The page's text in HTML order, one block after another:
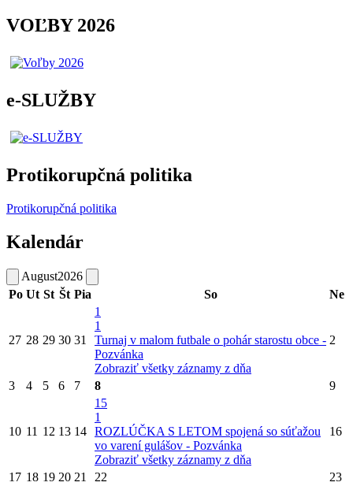
VOĽBY 2026
e-SLUŽBY
Protikorupčná politika
Protikorupčná politika
Kalendár
August2026
Po Ut St Št Pia So Ne
27 28 29 30 31
1
1
Turnaj v malom futbale o pohár starostu obce -
Pozvánka
Zobraziť všetky záznamy z dňa
2
3 4 5 6 7 8 9
10 11 12 13 14
15
1
ROZLÚČKA S LETOM spojená so súťažou
vo varení gulášov - Pozvánka
Zobraziť všetky záznamy z dňa
16
17 18 19 20 21 22
23